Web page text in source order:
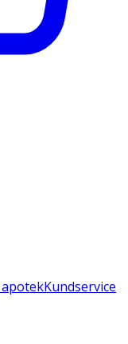
Kundservice